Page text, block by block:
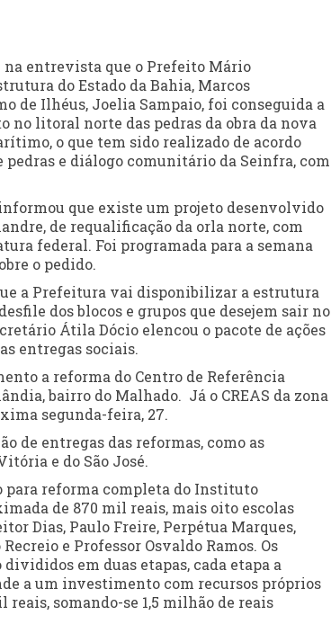
na entrevista que o Prefeito Mário
do Estado da Bahia, Marcos
de Ilhéus, Joelia Sampaio, foi conseguida a
no litoral norte das pedras da obra da nova
o que tem sido realizado de acordo
pedras e diálogo comunitário da Seinfra, com
que existe um projeto desenvolvido
de requalificação da orla norte, com
federal. Foi programada para a semana
o pedido.
a Prefeitura vai disponibilizar a estrutura
dos blocos e grupos que desejem sair no
Átila Dócio elencou o pacote de ações
entregas sociais.
a reforma do Centro de Referência
bairro do Malhado. Já o CREAS da zona
segunda-feira, 27.
de entregas das reformas, como as
e do São José.
para reforma completa do Instituto
de 870 mil reais, mais oito escolas
Dias, Paulo Freire, Perpétua Marques,
e Professor Osvaldo Ramos. Os
em duas etapas, cada etapa a
a um investimento com recursos próprios
reais, somando-se 1,5 milhão de reais